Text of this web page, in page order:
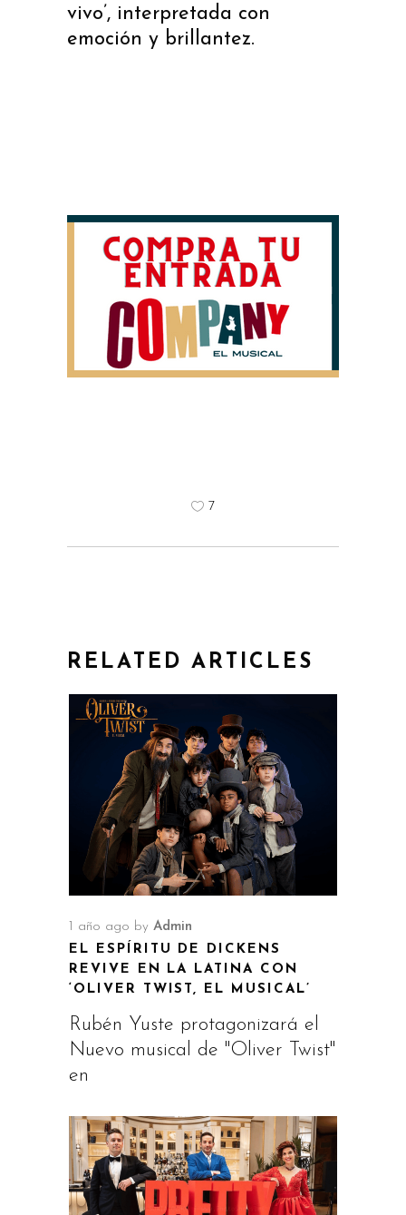
vivo’, interpretada con
emoción y brillantez.
7
RELATED ARTICLES
1 año ago by Admin
EL ESPÍRITU DE DICKENS
REVIVE EN LA LATINA CON
‘OLIVER TWIST, EL MUSICAL’
Rubén Yuste protagonizará el
Nuevo musical de "Oliver Twist"
en